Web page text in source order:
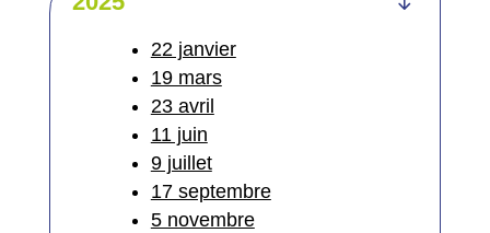
22 janvier
19 mars
23 avril
11 juin
9 juillet
17 septembre
5 novembre